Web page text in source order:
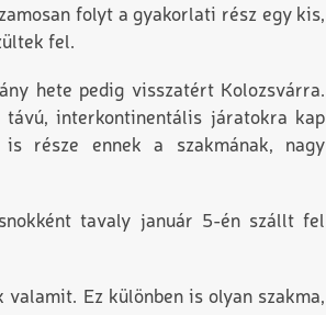
folyt a gyakorlati rész egy kis,
fel.
hete pedig visszatért Kolozsvárra.
távú, interkontinentális járatokra kap
része ennek a szakmának, nagy
tavaly január 5-én szállt fel
Ez különben is olyan szakma,